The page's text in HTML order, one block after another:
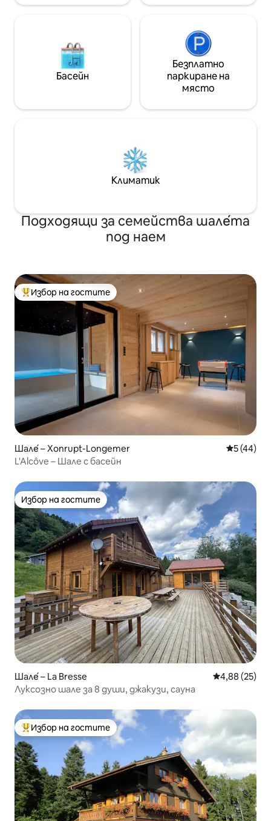
Басейн
Безплатно
паркиране на
място
Климатик
Подходящи за семейства шале́та
под наем
Най-популярен избор на гостите
Избор на гостите
Шале́ – Xonrupt-Longemer Средна
5 (44)
L'Alcôve – Шале с басейн
Избор на гостите
Избор на гостите
Шале́ – La Bresse Средна
4,88 (25)
Луксозно шале за 8 души, джакузи, сауна
Най-популярен избор на гостите
Избор на гостите